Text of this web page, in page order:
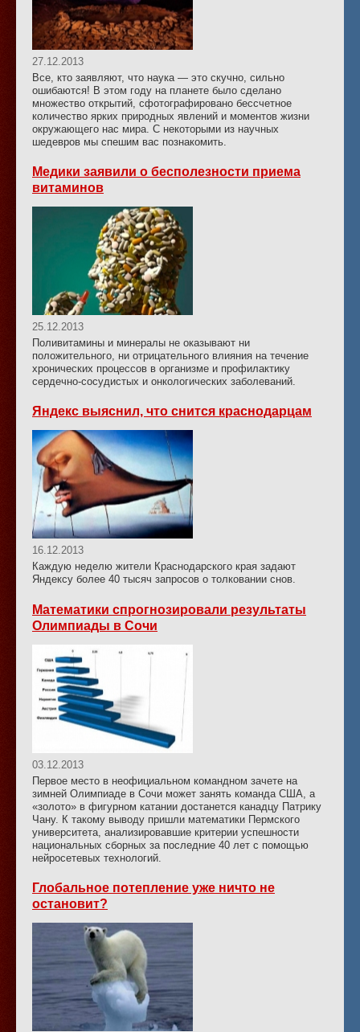
27.12.2013
Все, кто заявляют, что наука — это скучно, сильно
ошибаются! В этом году на планете было сделано
множество открытий, сфотографировано бессчетное
количество ярких природных явлений и моментов жизни
окружающего нас мира. С некоторыми из научных
шедевров мы спешим вас познакомить.
Медики заявили о бесполезности приема
витаминов
25.12.2013
Поливитамины и минералы не оказывают ни
положительного, ни отрицательного влияния на течение
хронических процессов в организме и профилактику
сердечно-сосудистых и онкологических заболеваний.
Яндекс выяснил, что снится краснодарцам
16.12.2013
Каждую неделю жители Краснодарского края задают
Яндексу более 40 тысяч запросов о толковании снов.
Математики спрогнозировали результаты
Олимпиады в Сочи
03.12.2013
Первое место в неофициальном командном зачете на
зимней Олимпиаде в Сочи может занять команда США, а
«золото» в фигурном катании достанется канадцу Патрику
Чану. К такому выводу пришли математики Пермского
университета, анализировавшие критерии успешности
национальных сборных за последние 40 лет с помощью
нейросетевых технологий.
Глобальное потепление уже ничто не
остановит?